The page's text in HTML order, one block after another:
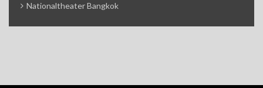
Nationaltheater Bangkok